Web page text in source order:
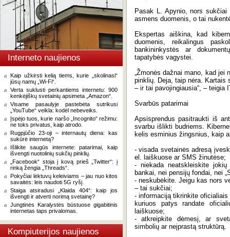
Interneto naujienos
Kaip užkirsti kelią tiems, kurie „skolinasi“
jūsų namų „Wi-Fi“.
Verta suklusti perkantiems internetu: 900
kenkėjiškų svetainių apsimeta „Amazon“.
Visame pasaulyje pastebėta sutrikusi
„YouTube“ veikla: kodėl nebeveiks.
Įspėjo tuos, kurie naršo „Incognito“ režimu:
ne toks privatus, kaip atrodo.
Rugpjūčio 23-oji – internautų diena: kas
sukūrė internetą?
Išlikite saugūs internete: patarimai, kaip
išvengti nuotolinių sukčių pinklių.
„Facebook“ stoja į kovą prieš „Twitter“: į
rinką žengia „Threads“.
Pokyčiai lėktuvų keleiviams – jau nuo kitos
savaitės: leis naudoti 5G ryšį.
Staiga atsiradusi „Klaida 404“: kaip jos
išvengti ir atverti norimą svetainę?
Jungtinės Karalystės būstuose gigabitinis
internetas taps privalomas.
Kompiuterijos naujienos
Pasak L. Apynio, nors
asmens duomenis, o tai
Ekspertas aiškina, kad
duomenis, reikalingus
bankininkystės ar
tapatybės vagystei.
„Žmonės dažnai mano, kad jei
pinklių. Deja, taip nėra. Kartais
– ir tai pavojingiausia“, – teigia
Svarbūs patarimai
Apsisprendus pasitraukti iš
svarbu išlikti budriems.
kelis esminius žingsnius, kaip
- visada svetainės adresą
el. laiškuose ar SMS žinutėse;
- niekada neatskleiskite jokių
bankai, nei pensijų fondai, nei
- neskubėkite. Jeigu kas nors
– tai sukčiai;
- informaciją tikrinkite
kuriuos patys randate
laiškuose;
- atkreipkite dėmesį, ar
simbolių ar neįprastą struktūrą.